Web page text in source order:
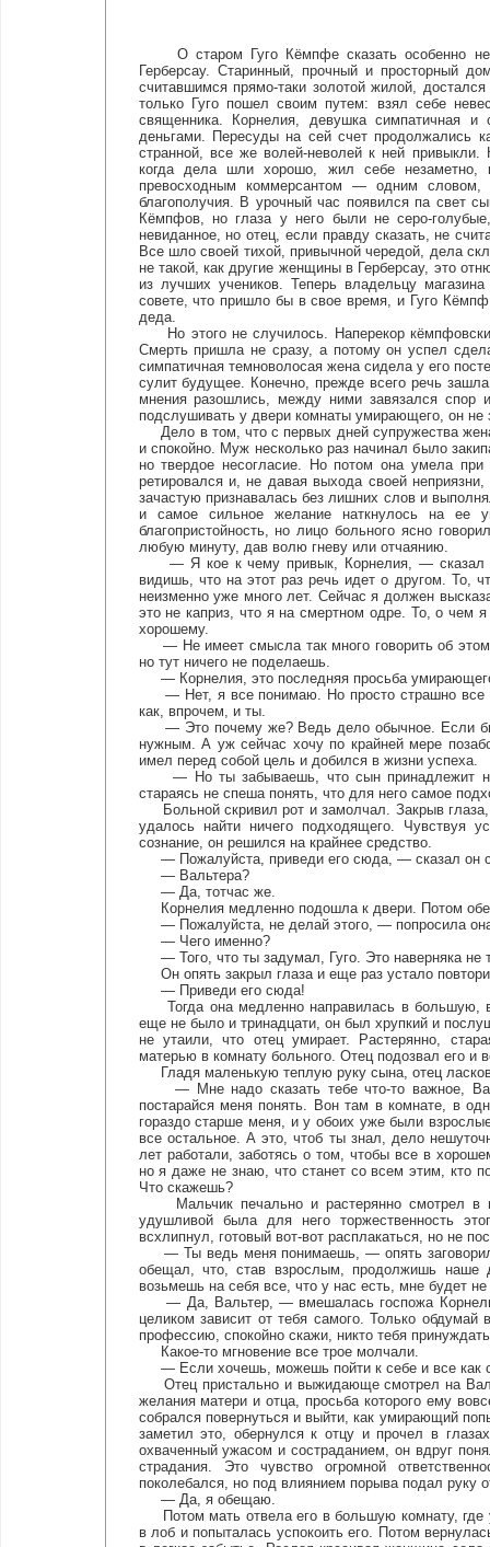
О старом Гуго Кёмпфе сказать особенно
Герберсау. Старинный, прочный и просторный
считавшимся прямо-таки золотой жилой,
только Гуго пошел своим путем: взял себе
священника. Корнелия, девушка симпатичная и
деньгами. Пересуды на сей счет продолжались
странной, все же волей-неволей к ней
когда дела шли хорошо, жил себе
превосходным коммерсантом — одним
благополучия. В урочный час появился па свет
Кёмпфов, но глаза у него были не серо-
невиданное, но отец, если правду сказать, не
Все шло своей тихой, привычной чередой, дела
не такой, как другие женщины в Герберсау, это
из лучших учеников. Теперь владельцу
совете, что пришло бы в свое время, и Гуго
деда.
Но этого не случилось. Наперекор
Смерть пришла не сразу, а потому он успел
симпатичная темноволосая жена сидела у его
сулит будущее. Конечно, прежде всего речь
мнения разошлись, между ними завязался спор
подслушивать у двери комнаты умирающего, он не
Дело в том, что с первых дней супружества
и спокойно. Муж несколько раз начинал было
но твердое несогласие. Но потом она умела
ретировался и, не давая выхода своей
зачастую признавалась без лишних слов и
и самое сильное желание наткнулось на ее
благопристойность, но лицо больного ясно
любую минуту, дав волю гневу или отчаянию.
— Я кое к чему привык, Корнелия, — сказал
видишь, что на этот раз речь идет о другом. То,
неизменно уже много лет. Сейчас я должен
это не каприз, что я на смертном одре. То, о чем
хорошему.
— Не имеет смысла так много говорить об
но тут ничего не поделаешь.
— Корнелия, это последняя просьба
— Нет, я все понимаю. Но просто страшно все
как, впрочем, и ты.
— Это почему же? Ведь дело обычное. Если бы
нужным. А уж сейчас хочу по крайней мере
имел перед собой цель и добился в жизни успеха.
— Но ты забываешь, что сын принадлежит
стараясь не спеша понять, что для него самое
Больной скривил рот и замолчал. Закрыв
удалось найти ничего подходящего. Чувствуя
сознание, он решился на крайнее средство.
— Пожалуйста, приведи его сюда, — сказал он
— Вальтера?
— Да, тотчас же.
Корнелия медленно подошла к двери. Потом
— Пожалуйста, не делай этого, — попросила
— Чего именно?
— Того, что ты задумал, Гуго. Это наверняка не
Он опять закрыл глаза и еще раз устало
— Приведи его сюда!
Тогда она медленно направилась в большую,
еще не было и тринадцати, он был хрупкий и
не утаили, что отец умирает. Растерянно,
матерью в комнату больного. Отец подозвал его и
Гладя маленькую теплую руку сына, отец
— Мне надо сказать тебе что-то важное,
постарайся меня понять. Вон там в комнате, в
гораздо старше меня, и у обоих уже были
все остальное. А это, чтоб ты знал, дело
лет работали, заботясь о том, чтобы все в
но я даже не знаю, что станет со всем этим, кто
Что скажешь?
Мальчик печально и растерянно смотрел в
удушливой была для него торжественность
всхлипнул, готовый вот-вот расплакаться, но не
— Ты ведь меня понимаешь, — опять
обещал, что, став взрослым, продолжишь
возьмешь на себя все, что у нас есть, мне будет
— Да, Вальтер, — вмешалась госпожа
целиком зависит от тебя самого. Только
профессию, спокойно скажи, никто тебя
Какое-то мгновение все трое молчали.
— Если хочешь, можешь пойти к себе и все как
Отец пристально и выжидающе смотрел на
желания матери и отца, просьба которого ему
собрался повернуться и выйти, как умирающий
заметил это, обернулся к отцу и прочел в
охваченный ужасом и состраданием, он вдруг
страдания. Это чувство огромной
поколебался, но под влиянием порыва подал руку
— Да, я обещаю.
Потом мать отвела его в большую комнату, где
в лоб и попыталась успокоить его. Потом